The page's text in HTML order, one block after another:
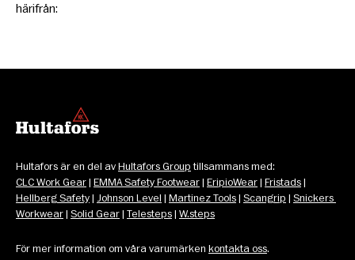
härifrån:
Hultafors är en del av Hultafors Group tillsammans med:
CLC Work Gear | EMMA Safety Footwear | EripioWear | Fristads
Hellberg Safety | Johnson Level | Martinez Tools | Scangrip | Snickers
Workwear | Solid Gear | Telesteps | W.steps
För mer information om våra varumärken kontakta oss.